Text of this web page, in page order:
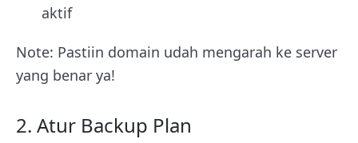
aktif
Note: Pastiin domain udah mengarah ke server
yang benar ya!
2. Atur Backup Plan